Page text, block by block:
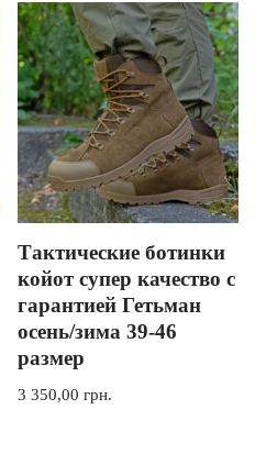
Тактические ботинки
койот супер качество с
гарантией Гетьман
осень/зима 39-46
размер
3 350,00грн.